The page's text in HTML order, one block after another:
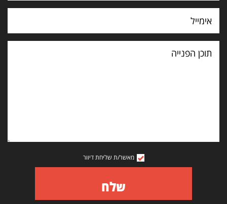
תוכן
הפנייה
מאשר/ת שליחת דיוור
שלח